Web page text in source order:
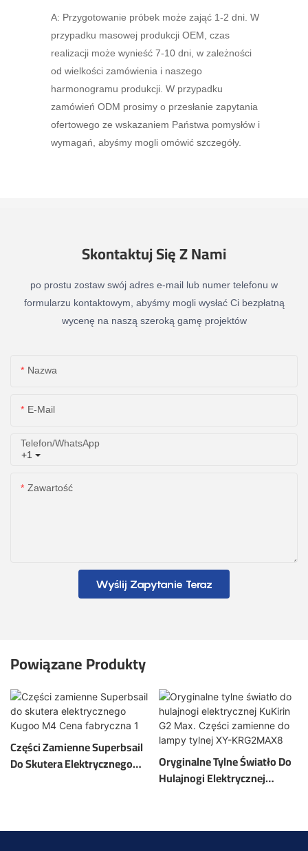
A: Przygotowanie próbek może zająć 1-2 dni. W
przypadku masowej produkcji OEM, czas
realizacji może wynieść 7-10 dni, w zależności
od wielkości zamówienia i naszego
harmonogramu produkcji. W przypadku
zamówień ODM prosimy o przesłanie zapytania
ofertowego ze wskazaniem Państwa pomysłów i
wymagań, abyśmy mogli omówić szczegóły.
Skontaktuj Się Z Nami
po prostu zostaw swój adres e-mail lub numer telefonu w
formularzu kontaktowym, abyśmy mogli wysłać Ci bezpłatną
wycenę na naszą szeroką gamę projektów
Nazwa
E-Mail
+1
Telefon/WhatsApp
Zawartość
Wyślij Zapytanie Teraz
Powiązane Produkty
Części Zamienne Superbsail
Do Skutera Elektrycznego
Oryginalne Tylne Światło Do
Hulajnogi Elektrycznej
XY-KRG2MAX8